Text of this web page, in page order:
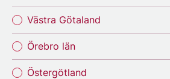
Västra Götaland
Örebro län
Östergötland